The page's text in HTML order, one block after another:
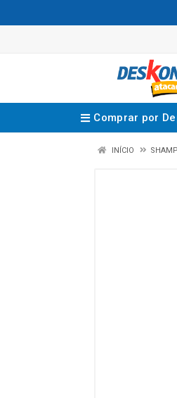
Comprar por
INÍCIO